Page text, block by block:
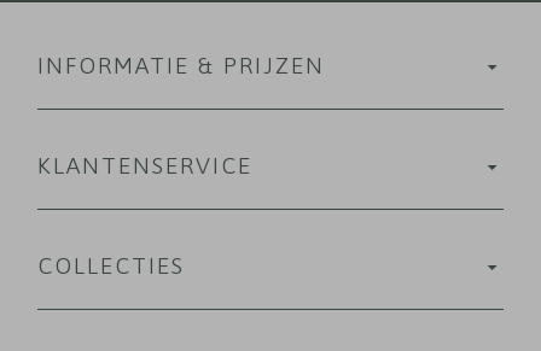
INFORMATIE & PRIJZEN
KLANTENSERVICE
COLLECTIES